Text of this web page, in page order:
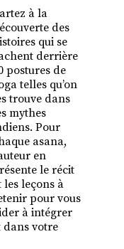
à la
des
qui se
derrière
postures de
telles qu’on
trouve dans
mythes
Pour
asana,
en
le récit
les leçons à
pour vous
à intégrer
dans votre